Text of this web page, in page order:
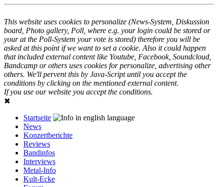
This website uses cookies to personalize (News-System, Diskussion
board, Photo gallery, Poll, where e.g. your login could be stored or
your at the Poll-System your vote is stored) therefore you will be
asked at this point if we want to set a cookie. Also it could happen
that included external content like Youtube, Facebook, Soundcloud,
Bandcamp or others uses cookies for personalize, advertising other
others. We'll pervent this by Java-Script until you accept the
conditions by clicking on the mentioned external content.
If you use our website you accept the conditions.
✖
Startseite
News
Konzertberichte
Reviews
Bandinfos
Interviews
Metal-Info
Kult-Ecke